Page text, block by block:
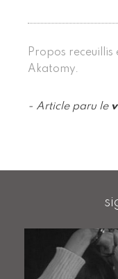
Propos receuillis
Akatomy.
- Article paru le